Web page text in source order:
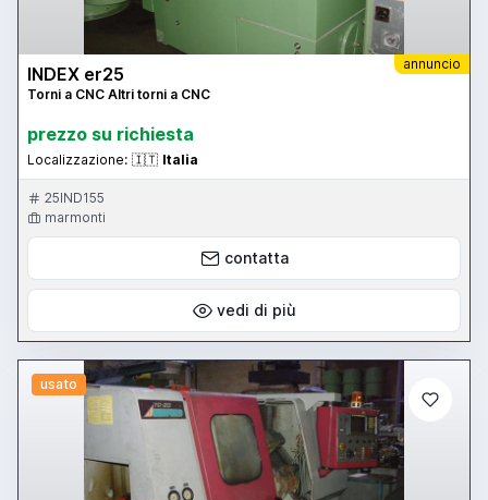
annuncio
INDEX er25
Torni a CNC Altri torni a CNC
prezzo su richiesta
Localizzazione: 🇮🇹 Italia
25IND155
marmonti
contatta
vedi di più
usato